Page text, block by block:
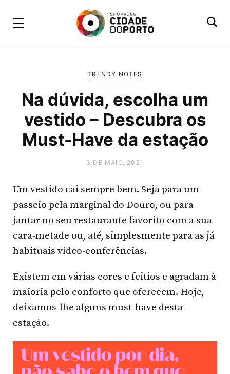
TRENDY NOTES
Na dúvida, escolha um
vestido – Descubra os
Must-Have da estação
3 DE MAIO, 2021
Um vestido cai sempre bem. Seja para um
passeio pela marginal do Douro, ou para
jantar no seu restaurante favorito com a sua
cara-metade ou, até, simplesmente para as já
habituais vídeo-conferências.
Existem em várias cores e feitios e agradam à
maioria pelo conforto que oferecem. Hoje,
deixamos-lhe alguns must-have desta
estação.